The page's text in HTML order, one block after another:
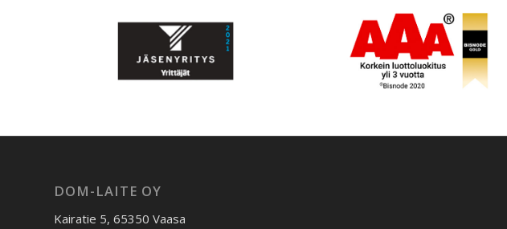
DOM-LAITE OY
Kairatie 5, 65350 Vaasa